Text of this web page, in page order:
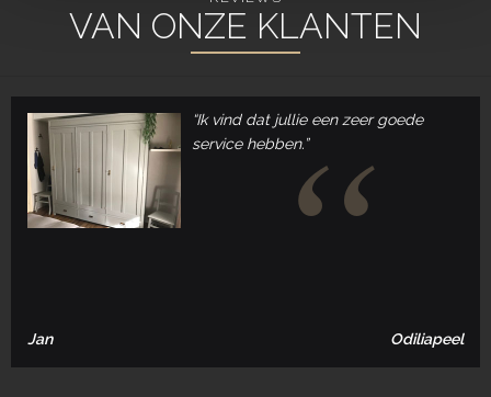
VAN ONZE KLANTEN
“Ik vind dat jullie een zeer goede
service hebben.”
Jan Odiliapeel